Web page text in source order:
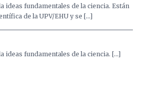
fundamentales de la ciencia. Están
de la UPV/EHU y se […]
ideas fundamentales de la ciencia. […]